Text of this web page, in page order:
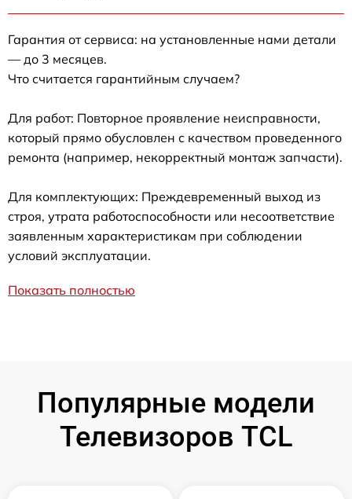
Гарантия от сервиса: на установленные нами детали
— до 3 месяцев.
Что считается гарантийным случаем?
Для работ: Повторное проявление неисправности,
который прямо обусловлен с качеством проведенного
ремонта (например, некорректный монтаж запчасти).
Для комплектующих: Преждевременный выход из
строя, утрата работоспособности или несоответствие
заявленным характеристикам при соблюдении
условий эксплуатации.
Показать полностью
Популярные модели
Телевизоров TCL